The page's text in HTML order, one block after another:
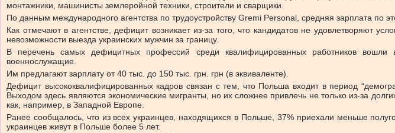
монтажники, машинисты землеройной техники, строители и сварщики.
По данным международного агентства по трудоустройству Gremi Personal, средняя зарплата по
Как отмечают в агентстве, дефицит возникает из-за того, что кандидатов не удовлетворяют
невозможности выезда украинских мужчин за границу.
В перечень самых дефицитных профессий среди квалифицированных работников вошли
военнослужащие.
Им предлагают зарплату от 40 тыс. до 150 тыс. грн. грн (в эквиваленте).
Дефицит высококвалифицированных кадров связан с тем, что Польша входит в период
Выходом здесь являются экономические мигранты, но их сложнее привлечь не только из-за
как, например, в Западной Европе.
Ранее сообщалось, что из всех украинцев, находящихся в Польше, 37% приехали меньше
украинцев живут в Польше более 5 лет.